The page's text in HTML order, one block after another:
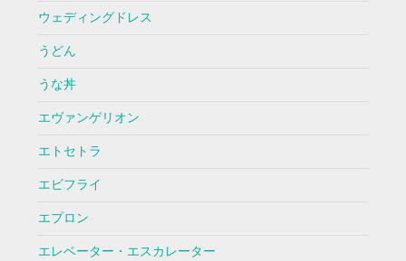
ウェディングドレス
うどん
うな丼
エヴァンゲリオン
エトセトラ
エビフライ
エプロン
エレベーター・エスカレーター